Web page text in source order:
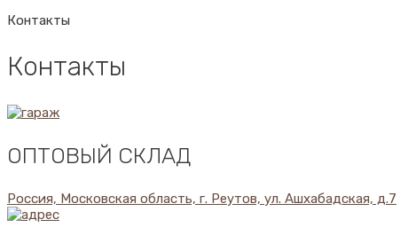
Контакты
Контакты
ОПТОВЫЙ СКЛАД
Россия, Московская область, г. Реутов, ул. Ашхабадская, д.7